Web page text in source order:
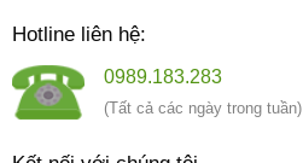
Hotline liên hệ:
0989.183.283
(Tất cả các ngày trong tuần)